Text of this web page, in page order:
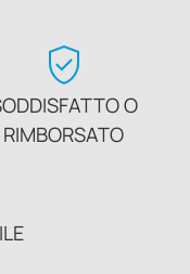
verified_user
O
RIMBORSATO